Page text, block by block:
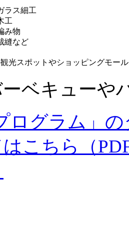
ラス細工
工
み物
縫など
光スポットやショッピングモー
ベキューや